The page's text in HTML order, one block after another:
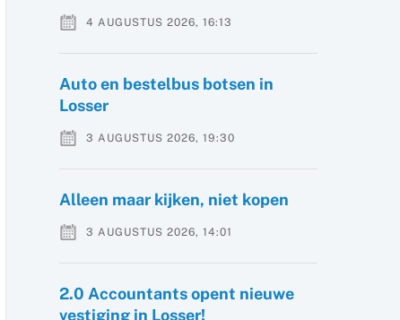
4 AUGUSTUS 2026, 16:13
Auto en bestelbus botsen in
Losser
3 AUGUSTUS 2026, 19:30
Alleen maar kijken, niet kopen
3 AUGUSTUS 2026, 14:01
2.0 Accountants opent nieuwe
vestiging in Losser!